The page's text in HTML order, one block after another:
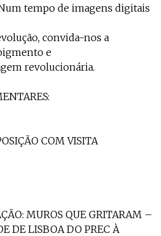
tempo de imagens digitais
convida-nos a
e
revolucionária.
COM VISITA
MUROS QUE GRITARAM –
DE LISBOA DO PREC À